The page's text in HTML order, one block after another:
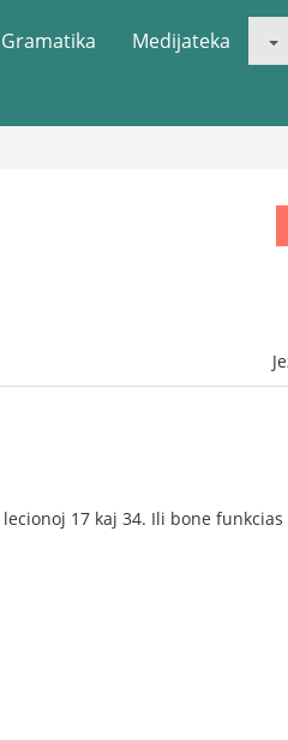
Gramatika Medijateka
17 kaj 34. Ili bone funkcias